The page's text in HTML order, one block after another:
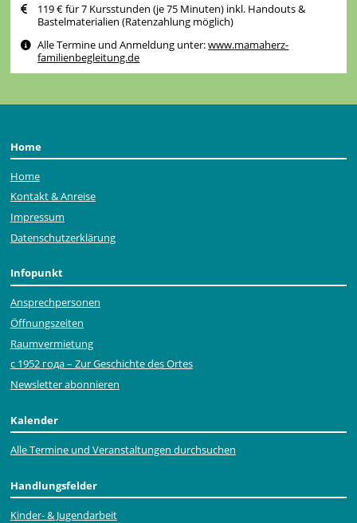
119 € für 7 Kursstunden (je 75 Minuten) inkl. Handouts &
Bastelmaterialien (Ratenzahlung möglich)
Alle Termine und Anmeldung unter:www.mamaherz-
familienbegleitung.de
Home
Home
Kontakt & Anreise
Impressum
Datenschutzerklärung
Infopunkt
Ansprechpersonen
Öffnungszeiten
Raumvermietung
с 1952 года – Zur Geschichte des Ortes
Newsletter abonnieren
Kalender
Alle Termine und Veranstaltungen durchsuchen
Handlungsfelder
Kinder- & Jugendarbeit